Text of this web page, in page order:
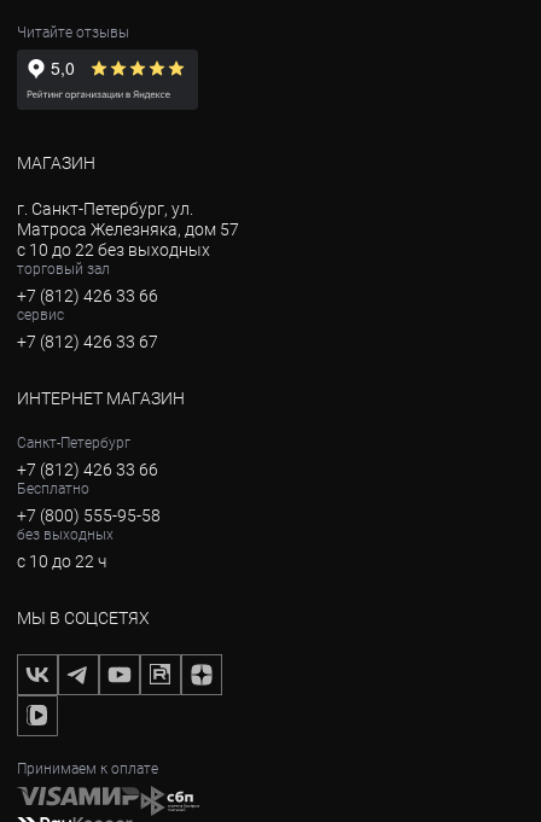
Читайте отзывы
МАГАЗИН
г. Санкт-Петербург, ул.
Матроса Железняка, дом 57
с 10 до 22 без выходных
торговый зал
+7 (812) 426 33 66
сервис
+7 (812) 426 33 67
ИНТЕРНЕТ МАГАЗИН
Санкт-Петербург
+7 (812) 426 33 66
Бесплатно
+7 (800) 555-95-58
без выходных
с 10 до 22 ч
МЫ В СОЦСЕТЯХ
Принимаем к оплате